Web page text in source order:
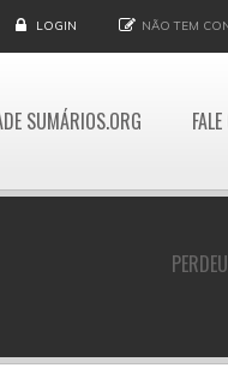
LOGIN NÃO TEM
SUMÁRIOS.ORG